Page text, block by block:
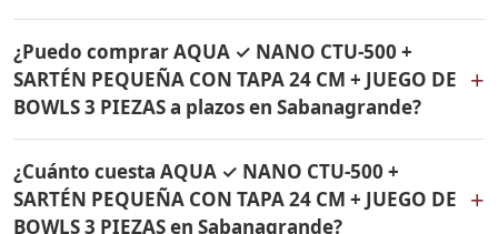
Ware fabricados en acero inoxidable quirúrgico 18/10.
24 CM + JUEGO DE BOWLS 3 PIEZAS tiene un 38% de
descuento. Contáctame por WhatsApp para conocer el
precio actual. Aplica para Sabanagrande y todo
Colombia.
¿Puedo comprar AQUA ✓ NANO CTU-500 +
SARTÉN PEQUEÑA CON TAPA 24 CM + JUEGO DE
BOWLS 3 PIEZAS a plazos en Sabanagrande?
+
PEQUEÑA CON TAPA 24 CM + JUEGO DE BOWLS 3
PIEZAS con solo el 10% de inicial y pagar en cuotas
¿Cuánto cuesta AQUA ✓ NANO CTU-500 +
SARTÉN PEQUEÑA CON TAPA 24 CM + JUEGO DE
BOWLS 3 PIEZAS en Sabanagrande?
+